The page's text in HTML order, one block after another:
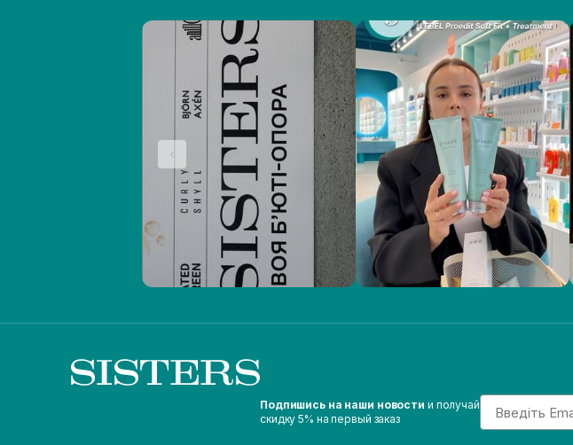
Подпишись на наши новости и получай
скидку 5% на первый заказ
Email